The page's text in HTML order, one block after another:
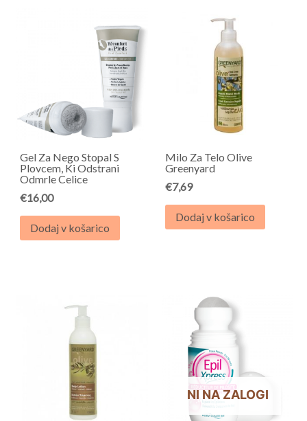
Gel Za Nego Stopal S
Plovcem, Ki Odstrani
Odmrle Celice
€16,00
Dodaj v košarico
Milo Za Telo Olive
Greenyard
€7,69
Dodaj v košarico
NI NA ZALOGI